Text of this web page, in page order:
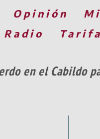
Opinión
en el Cabildo